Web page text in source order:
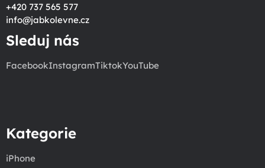
+420 737 565 577
info@jabkolevne.cz
Sleduj nás
FacebookInstagramTiktokYouTube
Kategorie
iPhone